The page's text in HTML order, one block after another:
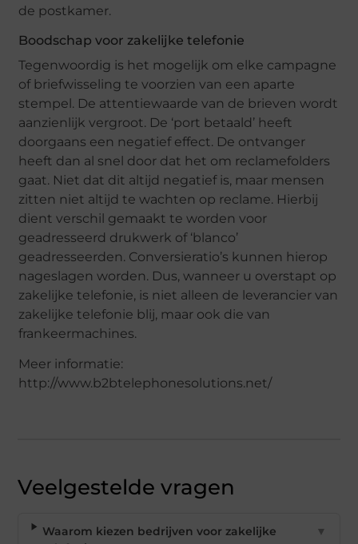
de postkamer.
Boodschap voor zakelijke telefonie
Tegenwoordig is het mogelijk om elke campagne
of briefwisseling te voorzien van een aparte
stempel. De attentiewaarde van de brieven wordt
aanzienlijk vergroot. De ‘port betaald’ heeft
doorgaans een negatief effect. De ontvanger
heeft dan al snel door dat het om reclamefolders
gaat. Niet dat dit altijd negatief is, maar mensen
zitten niet altijd te wachten op reclame. Hierbij
dient verschil gemaakt te worden voor
geadresseerd drukwerk of ‘blanco’
geadresseerden. Conversieratio’s kunnen hierop
nageslagen worden. Dus, wanneer u overstapt op
zakelijke telefonie, is niet alleen de leverancier van
zakelijke telefonie blij, maar ook die van
frankeermachines.
Meer informatie:
http://www.b2btelephonesolutions.net/
Veelgestelde vragen
Waarom kiezen bedrijven voor zakelijke
▼